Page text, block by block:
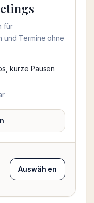
für
und Termine ohne
kurze Pausen
Auswählen